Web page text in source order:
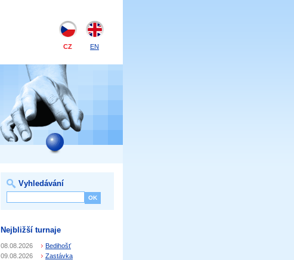
CZ EN
Vyhledávání
Nejbližší turnaje
08.08.2026
Bedihošť
09.08.2026
Zastávka